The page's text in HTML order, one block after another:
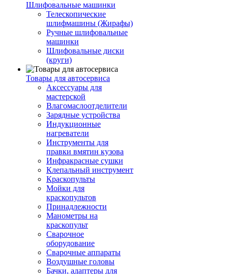
Шлифовальные машинки
Телескопические
шлифмашины (Жирафы)
Ручные шлифовальные
машинки
Шлифовальные диски
(круги)
Товары для автосервиса
Аксессуары для
мастерской
Влагомаслоотделители
Зарядные устройства
Индукционные
нагреватели
Инструменты для
правки вмятин кузова
Инфракрасные сушки
Клепальный инструмент
Краскопульты
Мойки для
краскопультов
Принадлежности
Манометры на
краскопульт
Сварочное
оборудование
Сварочные аппараты
Воздушные головы
Бачки, адаптеры для